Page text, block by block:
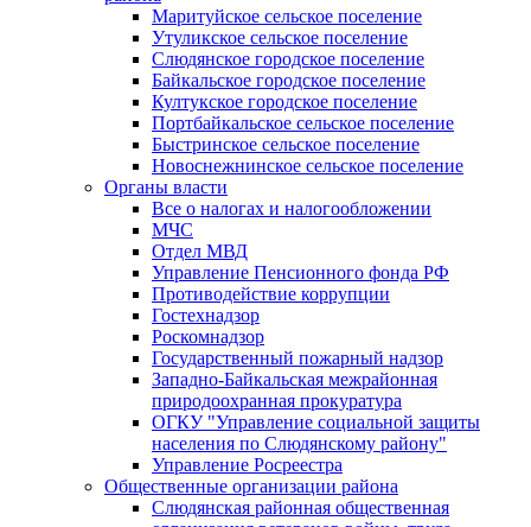
Маритуйское сельское поселение
Утуликское сельское поселение
Слюдянское городское поселение
Байкальское городское поселение
Култукское городское поселение
Портбайкальское сельское поселение
Быстринское сельское поселение
Новоснежнинское сельское поселение
Органы власти
Все о налогах и налогообложении
МЧС
Отдел МВД
Управление Пенсионного фонда РФ
Противодействие коррупции
Гостехнадзор
Роскомнадзор
Государственный пожарный надзор
Западно-Байкальская межрайонная
природоохранная прокуратура
ОГКУ "Управление социальной защиты
населения по Слюдянскому району"
Управление Росреестра
Общественные организации района
Слюдянская районная общественная